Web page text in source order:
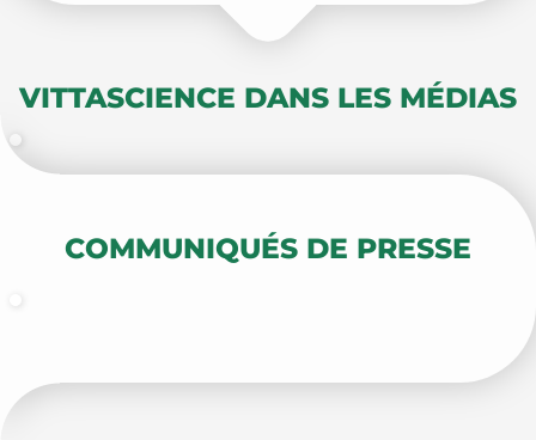
VITTASCIENCE DANS LES MÉDIAS
COMMUNIQUÉS DE PRESSE